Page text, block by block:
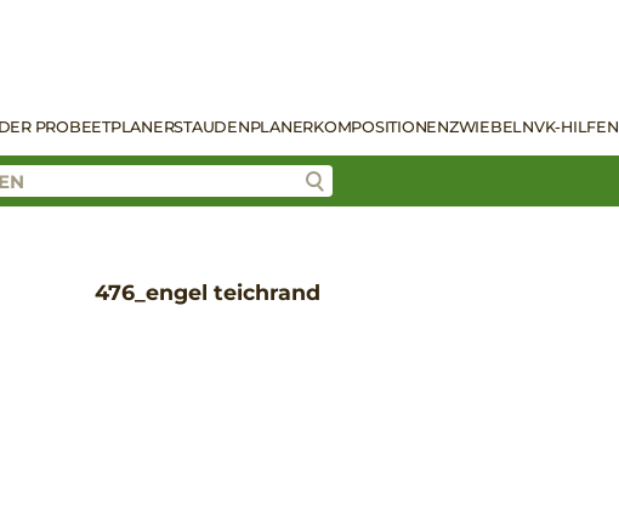
PROBEETPLANERSTAUDENPLANERKOMPOSITIONENZWIEBELNVK-HILFEN
476_engel teichrand